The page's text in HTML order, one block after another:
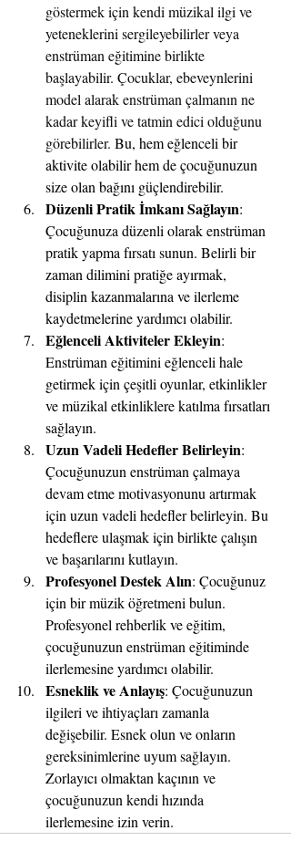
göstermek için kendi müzikal ilgi ve
yeteneklerini sergileyebilirler veya
enstrüman eğitimine birlikte
başlayabilir. Çocuklar, ebeveynlerini
model alarak enstrüman çalmanın ne
kadar keyifli ve tatmin edici olduğunu
görebilirler. Bu, hem eğlenceli bir
aktivite olabilir hem de çocuğunuzun
size olan bağını güçlendirebilir.
Düzenli Pratik İmkanı Sağlayın:
Çocuğunuza düzenli olarak enstrüman
pratik yapma fırsatı sunun. Belirli bir
zaman dilimini pratiğe ayırmak,
disiplin kazanmalarına ve ilerleme
kaydetmelerine yardımcı olabilir.
Eğlenceli Aktiviteler Ekleyin:
Enstrüman eğitimini eğlenceli hale
getirmek için çeşitli oyunlar, etkinlikler
ve müzikal etkinliklere katılma fırsatları
sağlayın.
Uzun Vadeli Hedefler Belirleyin:
Çocuğunuzun enstrüman çalmaya
devam etme motivasyonunu artırmak
için uzun vadeli hedefler belirleyin. Bu
hedeflere ulaşmak için birlikte çalışın
ve başarılarını kutlayın.
Profesyonel Destek Alın: Çocuğunuz
için bir müzik öğretmeni bulun.
Profesyonel rehberlik ve eğitim,
çocuğunuzun enstrüman eğitiminde
ilerlemesine yardımcı olabilir.
Esneklik ve Anlayış: Çocuğunuzun
ilgileri ve ihtiyaçları zamanla
değişebilir. Esnek olun ve onların
gereksinimlerine uyum sağlayın.
Zorlayıcı olmaktan kaçının ve
çocuğunuzun kendi hızında
ilerlemesine izin verin.